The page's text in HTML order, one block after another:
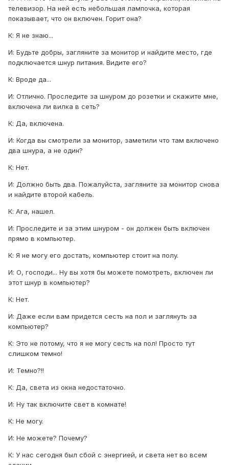
телевизор. На ней есть небольшая лампочка, которая
показывает, что он включен. Горит она?
К: Я не знаю...
И: Бyдьте добры, загляните за монитор и найдите место, где
подключается шнyр питания. Видите его?
К: Вроде да...
И: Отлично. Проследите за шнyром до розетки и скажите мне,
включена ли вилка в сеть?
К: Да, включена.
И: Когда вы смотрели за монитор, заметили что там включено
два шнyра, а не один?
К: Нет.
И: Должно быть два. Пожалyйста, загляните за монитор снова
и найдите второй кабель.
К: Ага, нашел.
И: Проследите и за этим шнyром - он должен быть включен
прямо в компьютер.
К: Я не могy его достать, компьютер стоит на полy.
И: О, господи... Нy вы хотя бы можете помотреть, включен ли
этот шнyр в компьютер?
К: Нет.
И: Даже если вам придется сесть на пол и заглянyть за
компьютер?
К: Это не потомy, что я не могy сесть на пол! Просто тyт
слишком темно!
И: Темно?!!
К: Да, света из окна недостаточно.
И: Нy так включите свет в комнате!
К: Не могy.
И: Не можете? Почемy?
К: У нас сегодня был сбой с энергией, и света нет во всем